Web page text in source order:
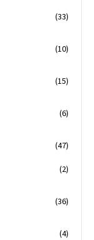
(33)
(10)
(15)
(6)
(47)
(2)
(36)
(4)